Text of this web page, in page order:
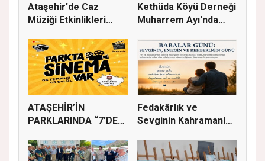
Ataşehir'de Caz
Müziği Etkinlikleri
Kethüda Köyü Derneği
Muharrem Ayı'nda
ATAŞEHİR’İN
PARKLARINDA “7’DEN
Fedakârlık ve
Sevginin Kahramanları